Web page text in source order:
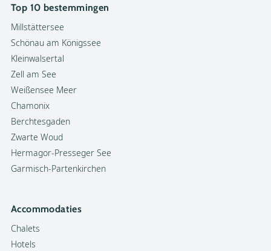
Top 10 bestemmingen
Millstättersee
Schönau am Königssee
Kleinwalsertal
Zell am See
Weißensee Meer
Chamonix
Berchtesgaden
Zwarte Woud
Hermagor-Presseger See
Garmisch-Partenkirchen
Accommodaties
Chalets
Hotels